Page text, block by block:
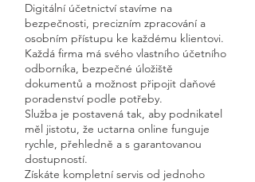
Digitální účetnictví stavíme na
bezpečnosti, precizním zpracování a
osobním přístupu ke každému klientovi.
Každá firma má svého vlastního účetního
odborníka, bezpečné úložiště
dokumentů a možnost připojit daňové
poradenství podle potřeby.
Služba je postavená tak, aby podnikatel
měl jistotu, že uctarna online funguje
rychle, přehledně a s garantovanou
dostupností.
Získáte kompletní servis od jednoho